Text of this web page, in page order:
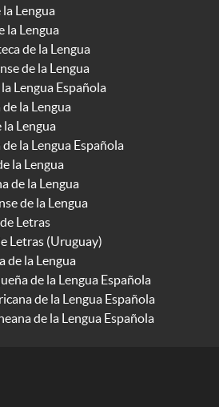
Lengua
la Lengua
de la Lengua
de la Lengua
Lengua Española
la Lengua
la Lengua
la Lengua Española
la Lengua
de la Lengua
de la Lengua
Letras
Letras (Uruguay)
de la Lengua
de la Lengua Española
de la Lengua Española
de la Lengua Española